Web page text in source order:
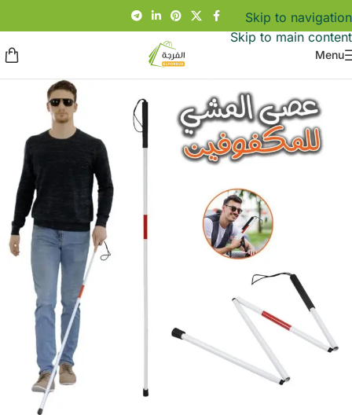
Skip to navigation
Skip to main content
Menu